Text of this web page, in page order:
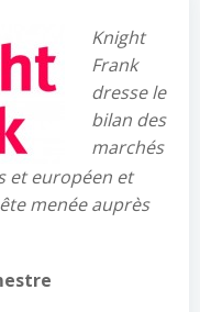
Knight
Frank
dresse le
bilan des
marchés
et européen et
menée auprès